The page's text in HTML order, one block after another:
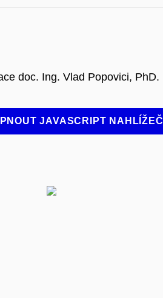
doc. Ing. Vlad Popovici, PhD.
JAVASCRIPT NAHLÍŽEČ